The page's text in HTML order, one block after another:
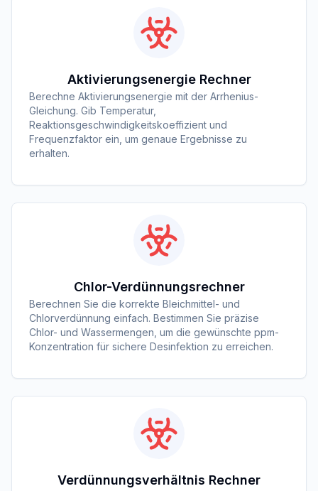
Aktivierungsenergie Rechner
Berechne Aktivierungsenergie mit der Arrhenius-
Gleichung. Gib Temperatur,
Reaktionsgeschwindigkeitskoeffizient und
Frequenzfaktor ein, um genaue Ergebnisse zu
erhalten.
Chlor-Verdünnungsrechner
Berechnen Sie die korrekte Bleichmittel- und
Chlorverdünnung einfach. Bestimmen Sie präzise
Chlor- und Wassermengen, um die gewünschte ppm-
Konzentration für sichere Desinfektion zu erreichen.
Verdünnungsverhältnis Rechner